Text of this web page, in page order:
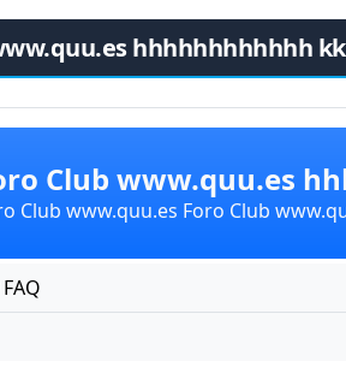
hhhhhhhhhhhh
Club www.quu.es
Club www.quu.es Foro Club
FAQ